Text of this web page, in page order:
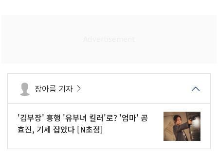
장아름 기자
'김부장' 흥행 '유부녀 킬러'로? '엄마' 공
효진, 기세 잡았다 [N초점]